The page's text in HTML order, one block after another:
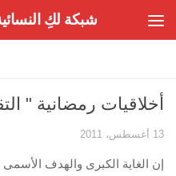
شبكة لكِ
أخلاقيات رمضانية "
13 أغسطس، 2011
إن الغاية الكبرى والهدف